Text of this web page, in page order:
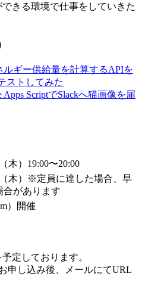
きる環境で仕事をしていきた
ルギー供給量を計算するAPIを
ストしてみた
Apps ScriptでSlackへ猫画像を届
木）19:00〜20:00
木）※定員に達した場合、早
合があります
）開催
定しております。
申し込み後、メールにてURL